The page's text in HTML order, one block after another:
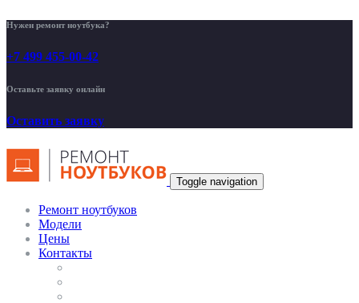
Нужен ремонт ноутбука?
+7 499 455-00-42
Оставьте заявку онлайн
Оставить заявку
Toggle navigation
Ремонт ноутбуков
Модели
Цены
Контакты